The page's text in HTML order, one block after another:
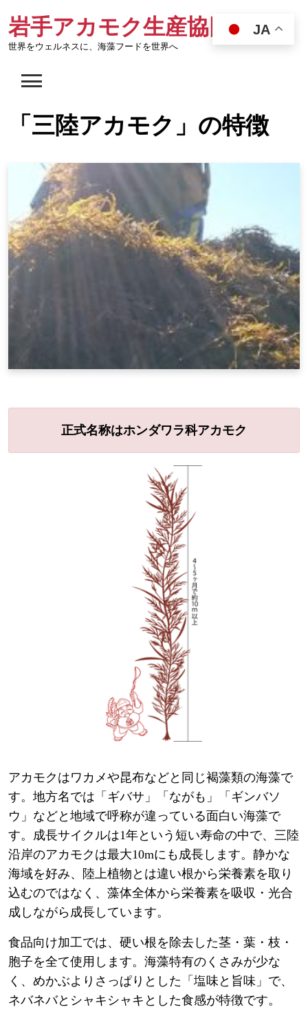
content
岩手アカモク生産協同組合
世界をウェルネスに、海藻フードを世界へ
「三陸アカモク」の特徴
正式名称はホンダワラ科アカモク
アカモクはワカメや昆布などと同じ褐藻類の海藻で
す。地方名では「ギバサ」「ながも」「ギンバソ
ウ」などと地域で呼称が違っている面白い海藻で
す。成長サイクルは1年という短い寿命の中で、三陸
沿岸のアカモクは最大10mにも成長します。静かな
海域を好み、陸上植物とは違い根から栄養素を取り
込むのではなく、藻体全体から栄養素を吸収・光合
成しながら成長しています。
食品向け加工では、硬い根を除去した茎・葉・枝・
胞子を全て使用します。海藻特有のくさみが少な
く、めかぶよりさっぱりとした「塩味と旨味」で、
ネバネバとシャキシャキとした食感が特徴です。
JA